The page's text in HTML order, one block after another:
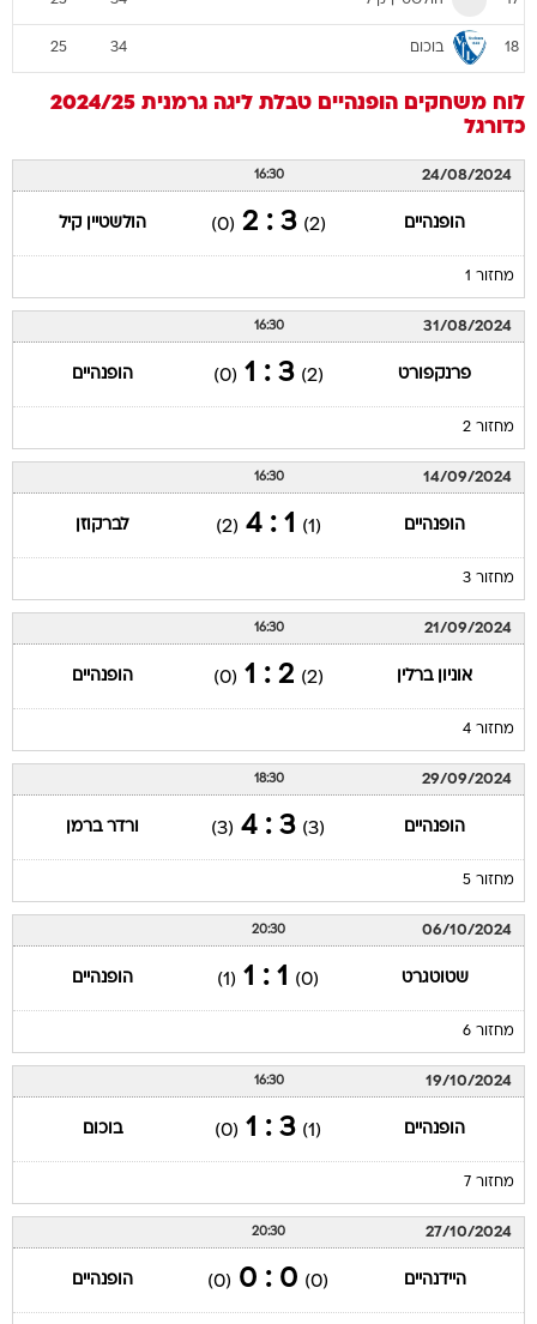
18 בוכום 34
25
לוח משחקים הופנהיים טבלת ליגה גרמנית 2024/25
כדורגל
24/08/2024
16:30
הופנהיים (2)
3 : 2
(0) הולשטיין קיל
מחזור 1
31/08/2024
16:30
פרנקפורט (2)
3 : 1
(0) הופנהיים
מחזור 2
14/09/2024
16:30
הופנהיים (1)
1 : 4
(2) לברקוזן
מחזור 3
21/09/2024
16:30
אוניון ברלין (2)
2 : 1
(0) הופנהיים
מחזור 4
29/09/2024
18:30
הופנהיים (3)
3 : 4
(3) ורדר ברמן
מחזור 5
06/10/2024
20:30
שטוטגרט (0)
1 : 1
(1) הופנהיים
מחזור 6
19/10/2024
16:30
הופנהיים (1)
3 : 1
(0) בוכום
מחזור 7
27/10/2024
20:30
היידנהיים (0)
0 : 0
(0) הופנהיים